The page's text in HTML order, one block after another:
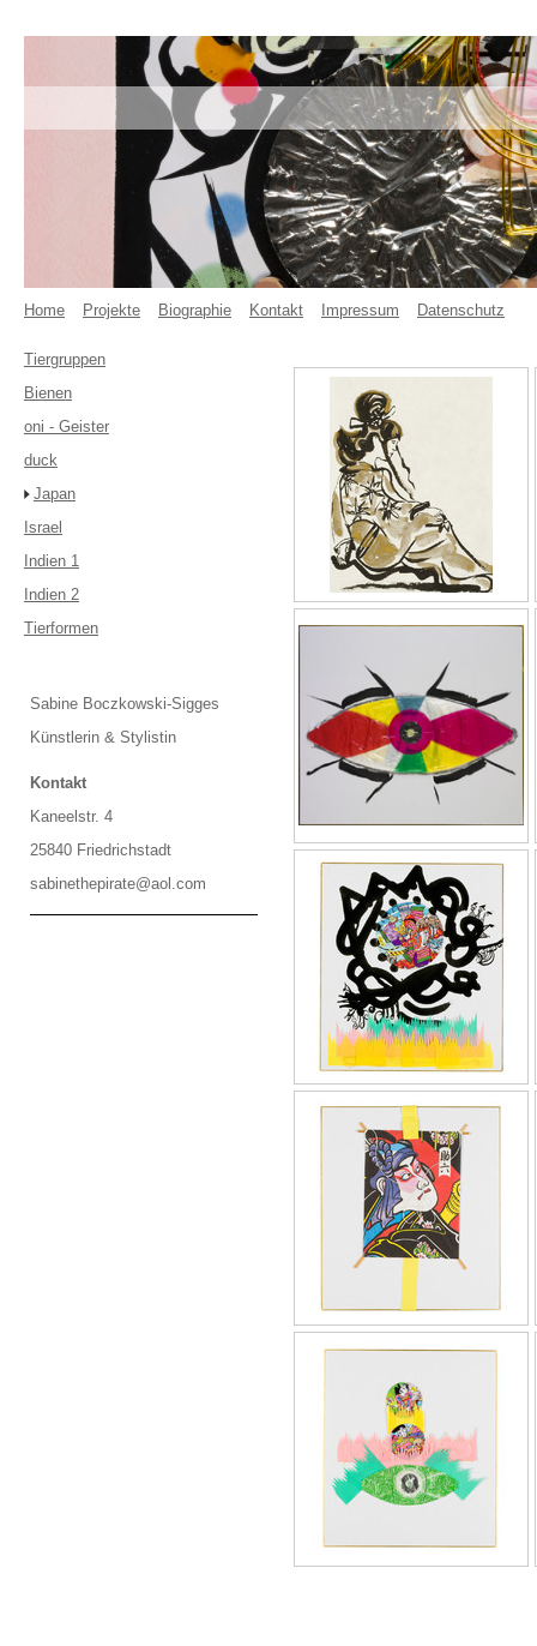
Home Projekte Biographie Kontakt Impressum Datenschutz
Tiergruppen
Bienen
oni - Geister
duck
Japan
Israel
Indien 1
Indien 2
Tierformen
Sabine Boczkowski-Sigges
Künstlerin & Stylistin
Kontakt
Kaneelstr. 4
25840 Friedrichstadt
sabinethepirate@aol.com